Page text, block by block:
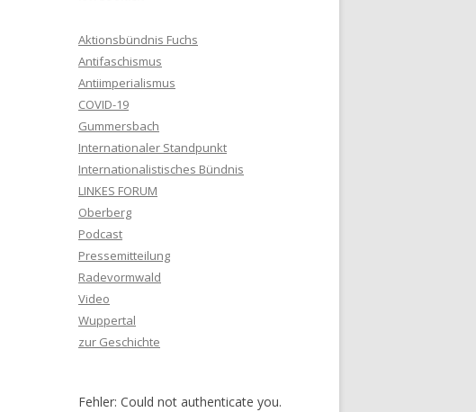
Aktionsbündnis Fuchs
Antifaschismus
Antiimperialismus
COVID-19
Gummersbach
Internationaler Standpunkt
Internationalistisches Bündnis
LINKES FORUM
Oberberg
Podcast
Pressemitteilung
Radevormwald
Video
Wuppertal
zur Geschichte
Fehler: Could not authenticate you.